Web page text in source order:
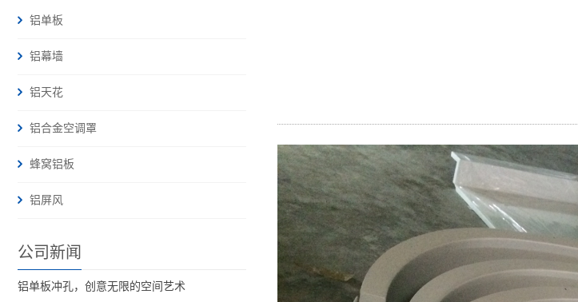
铝单板
铝幕墙
铝天花
铝合金空调罩
蜂窝铝板
铝屏风
公司新闻
铝单板冲孔，创意无限的空间艺术